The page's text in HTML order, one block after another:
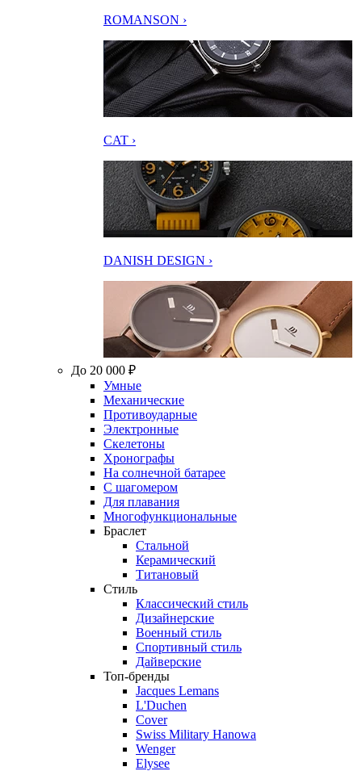
ROMANSON ›
CAT ›
DANISH DESIGN ›
До 20 000 ₽
Умные
Механические
Противоударные
Электронные
Скелетоны
Хронографы
На солнечной батарее
С шагомером
Для плавания
Многофункциональные
Браслет
Стальной
Керамический
Титановый
Стиль
Классический стиль
Дизайнерские
Военный стиль
Спортивный стиль
Дайверские
Топ-бренды
Jacques Lemans
L'Duchen
Cover
Swiss Military Hanowa
Wenger
Elysee